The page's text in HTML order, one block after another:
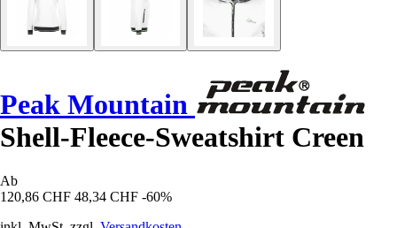
Peak Mountain
Shell-Fleece-Sweatshirt Creen
Ab
120,86 CHF 48,34 CHF -60%